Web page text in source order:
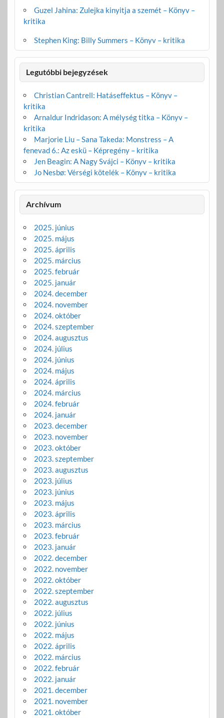
Guzel Jahina: Zulejka kinyitja a szemét – Könyv –
kritika
Stephen King: Billy Summers – Könyv – kritika
Legutóbbi bejegyzések
Christian Cantrell: Hatáseffektus – Könyv –
kritika
Arnaldur Indridason: A mélység titka – Könyv –
kritika
Marjorie Liu – Sana Takeda: Monstress – A
fenevad 6.: Az eskü – Képregény – kritika
Jen Beagin: A Nagy Svájci – Könyv – kritika
Jo Nesbø: Vérségi kötelék – Könyv – kritika
Archívum
2025. június
2025. május
2025. április
2025. március
2025. február
2025. január
2024. december
2024. november
2024. október
2024. szeptember
2024. augusztus
2024. július
2024. június
2024. május
2024. április
2024. március
2024. február
2024. január
2023. december
2023. november
2023. október
2023. szeptember
2023. augusztus
2023. július
2023. június
2023. május
2023. április
2023. március
2023. február
2023. január
2022. december
2022. november
2022. október
2022. szeptember
2022. augusztus
2022. július
2022. június
2022. május
2022. április
2022. március
2022. február
2022. január
2021. december
2021. november
2021. október